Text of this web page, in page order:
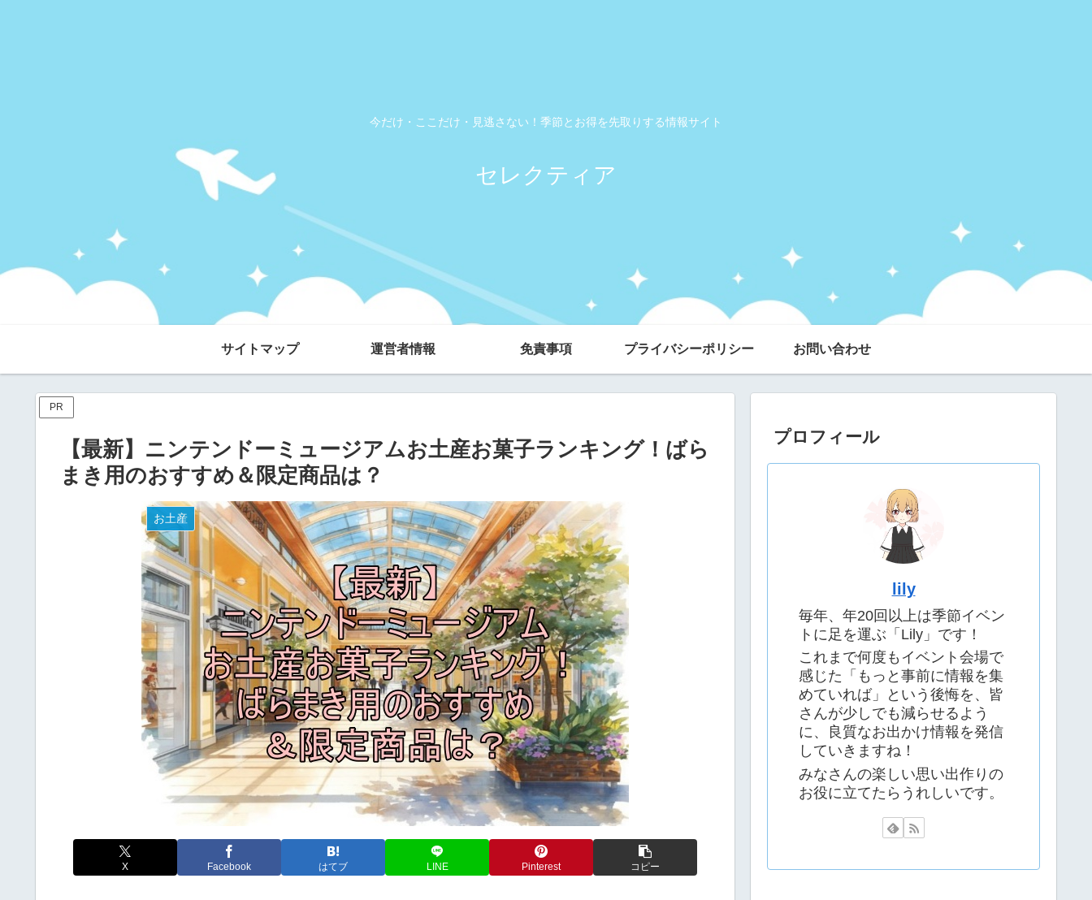
今だけ・ここだけ・見逃さない！季節とお得を先取りする情報サイト
セレクティア
サイトマップ 運営者情報 免責事項 プライバシーポリシー お問い合わせ
PR
【最新】ニンテンドーミュージアムお土産お菓子ランキング！ばら
まき用のおすすめ＆限定商品は？
お土産
X Facebook はてブ LINE Pinterest コピー
プロフィール
lily
毎年、年20回以上は季節イベン
トに足を運ぶ「Lily」です！
これまで何度もイベント会場で
感じた「もっと事前に情報を集
めていれば」という後悔を、皆
さんが少しでも減らせるよう
に、良質なお出かけ情報を発信
していきますね！
みなさんの楽しい思い出作りの
お役に立てたらうれしいです。